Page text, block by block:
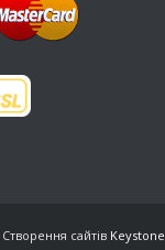
Створення сайтівKeystone